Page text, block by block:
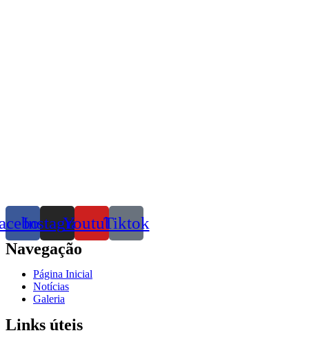
InstagramYoutubeTiktok
Navegação
Página Inicial
Notícias
Galeria
Links úteis